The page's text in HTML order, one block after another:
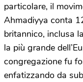
particolare, il
Ahmadiyya conta
britannico, inclusa
la più grande
congregazione fu
enfatizzando da